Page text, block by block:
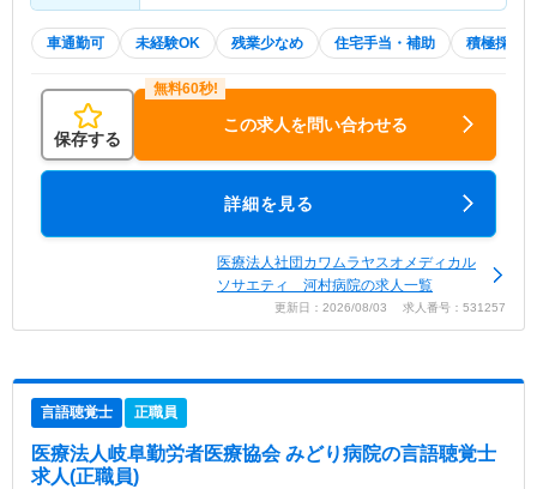
車通勤可 未経験OK 残業少なめ 住宅手当・補助 積極採用中
保存する
この求人を問い合わせる
詳細を見る
医療法人社団カワムラヤスオメディカル
ソサエティ 河村病院の求人一覧
更新日：2026/08/03 求人番号：531257
言語聴覚士 正職員
医療法人岐阜勤労者医療協会 みどり病院の言語聴覚士
求人(正職員)